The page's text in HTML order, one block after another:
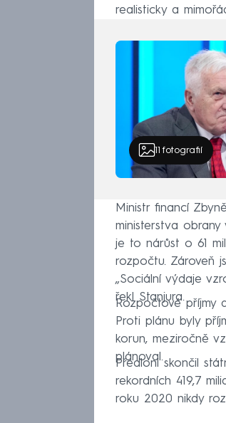
realisticky a
11 fotografií
Ministr financí
ministerstva
je to nárůst o 61
rozpočtu. Zároveň
„Sociální výdaje
řekl Stanjura.
Rozpočtové příjmy
Proti plánu byly
korun, meziročně
plánoval.
Předloni skončil
rekordních 419,7
roku 2020 nikdy